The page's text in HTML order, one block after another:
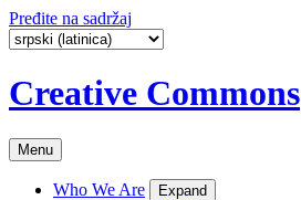
Pređite na sadržaj
Creative Commons
Menu
Who We Are Expand